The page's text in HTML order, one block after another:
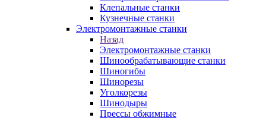
Клепальные станки
Кузнечные станки
Электромонтажные станки
Назад
Электромонтажные станки
Шинообрабатывающие станки
Шиногибы
Шинорезы
Уголкорезы
Шинодыры
Прессы обжимные